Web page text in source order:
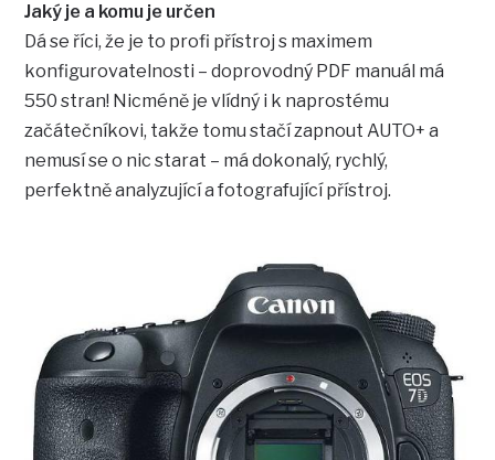
Jaký je a komu je určen
Dá se říci, že je to profi přístroj s maximem
konfigurovatelnosti – doprovodný PDF manuál má
550 stran! Nicméně je vlídný i k naprostému
začátečníkovi, takže tomu stačí zapnout AUTO+ a
nemusí se o nic starat – má dokonalý, rychlý,
perfektně analyzující a fotografující přístroj.